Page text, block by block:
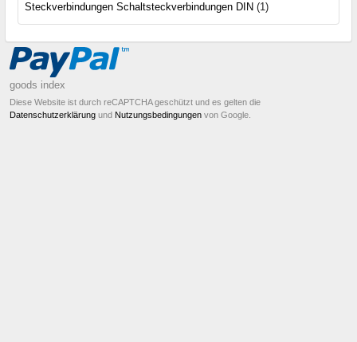
Steckverbindungen Schaltsteckverbindungen DIN (1)
goods index
Diese Website ist durch reCAPTCHA geschützt und es gelten die
Datenschutzerklärung und Nutzungsbedingungen von Google.